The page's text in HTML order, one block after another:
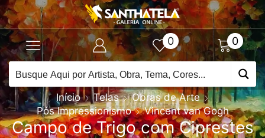
0 0
Início Telas
Obras de Arte
Pós Impressionismo
Vincent van Gogh
Campo de Trigo com Ciprestes